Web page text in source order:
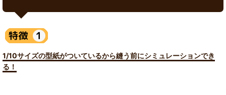
1/10サイズの型紙がついているから縫う前にシミュレーションでき
る！